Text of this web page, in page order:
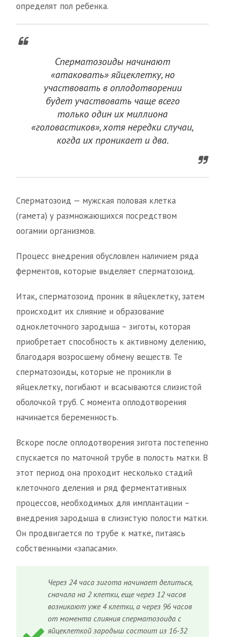
определят пол ребенка.
Сперматозоиды начинают
«атаковать» яйцеклетку, но
участвовать в оплодотворении
будет участвовать чаще всего
только один их миллиона
«головастиков», хотя нередки случаи,
когда их проникает и два.
Сперматозоид — мужская половая клетка
(гамета) у размножающихся посредством
оогамии организмов.
Процесс внедрения обусловлен наличием ряда
ферментов, которые выделяет сперматозоид.
Итак, сперматозоид проник в яйцеклетку, затем
происходит их слияние и образование
одноклеточного зародыша – зиготы, которая
приобретает способность к активному делению,
благодаря возросшему обмену веществ. Те
сперматозоиды, которые не проникли в
яйцеклетку, погибают и всасываются слизистой
оболочкой труб. С момента оплодотворения
начинается беременность.
Вскоре после оплодотворения зигота постепенно
спускается по маточной трубе в полость матки. В
этот период она проходит несколько стадий
клеточного деления и ряд ферментативных
процессов, необходимых для имплантации –
внедрения зародыша в слизистую полости матки.
Он продвигается по трубе к матке, питаясь
собственными «запасами».
Через 24 часа зигота начинает делиться,
сначала на 2 клетки, еще через 12 часов
возникают уже 4 клетки, а через 96 часов
от момента слияния сперматозоида с
яйцеклеткой зародыш состоит из 16-32